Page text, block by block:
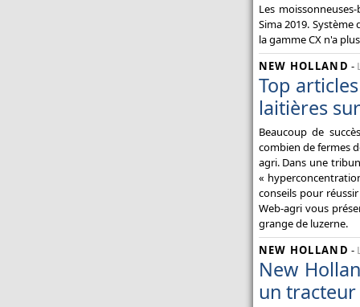
Les
Sima 2019.
la gamme CX n'a
NEW HOLLAND -
Top
laitières
Beaucoup de
combien de fermes
agri. Dans une
«
conseils pour
Web-agri vous
grange de luzerne.
NEW HOLLAND -
New
un